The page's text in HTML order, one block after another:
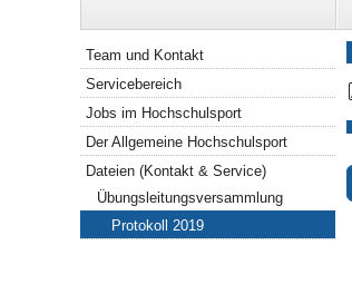
Navigation
Team und Kontakt
Servicebereich
Jobs im Hochschulsport
Der Allgemeine Hochschulsport
Dateien (Kontakt & Service)
Übungsleitungsversammlung
Protokoll 2019